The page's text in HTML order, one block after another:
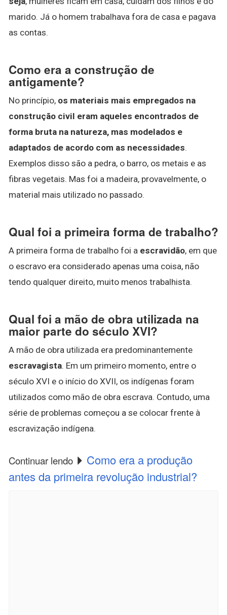
marido. Já o homem trabalhava fora de casa e pagava
as contas.
Como era a construção de
antigamente?
No princípio, os materiais mais empregados na
construção civil eram aqueles encontrados de
forma bruta na natureza, mas modelados e
adaptados de acordo com as necessidades.
Exemplos disso são a pedra, o barro, os metais e as
fibras vegetais. Mas foi a madeira, provavelmente, o
material mais utilizado no passado.
Qual foi a primeira forma de trabalho?
A primeira forma de trabalho foi a escravidão, em que
o escravo era considerado apenas uma coisa, não
tendo qualquer direito, muito menos trabalhista.
Qual foi a mão de obra utilizada na
maior parte do século XVI?
A mão de obra utilizada era predominantemente
escravagista. Em um primeiro momento, entre o
século XVI e o início do XVII, os indígenas foram
utilizados como mão de obra escrava. Contudo, uma
série de problemas começou a se colocar frente à
escravização indígena.
Continuar lendo
Como era a produção
antes da primeira revolução industrial?